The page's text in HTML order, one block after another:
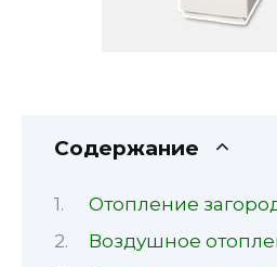
Содержание
Отопление
Воздушное